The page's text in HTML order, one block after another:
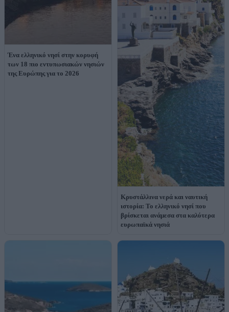
Ένα ελληνικό νησί στην κορυφή
των 18 πιο εντυπωσιακών νησιών
της Ευρώπης για το 2026
Kρυστάλλινα νερά και ναυτική
ιστορία: Το ελληνικό νησί που
βρίσκεται ανάμεσα στα καλύτερα
ευρωπαϊκά νησιά